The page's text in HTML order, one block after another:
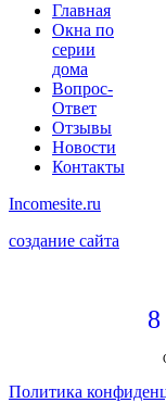
Главная
Окна по
серии
дома
Вопрос-
Ответ
Отзывы
Новости
Контакты
Incomesite.ru
создание сайта
Политика